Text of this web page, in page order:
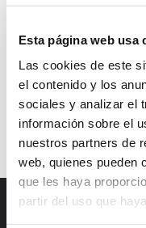
Esta página web usa
Las cookies de este
el contenido y los
sociales y analizar el
información sobre el
nuestros partners de
web, quienes pueden
que les haya
partir del uso que
servicio social
User social proof
Continuar leyendo